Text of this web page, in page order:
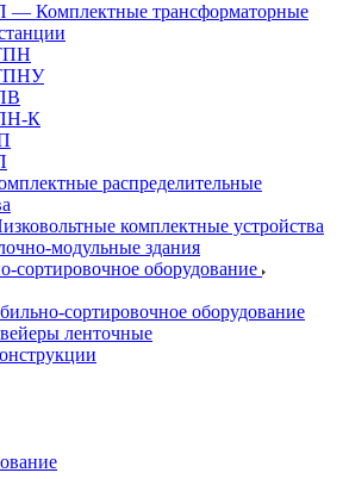
— Комплектные трансформаторные
К
распределительные
комплектные устройства
модульные здания
сортировочное оборудование
сортировочное оборудование
ленточные